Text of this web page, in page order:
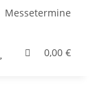
Messetermine
0,00 €